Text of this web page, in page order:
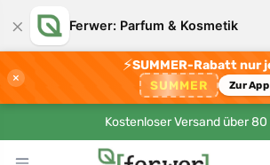
× Ferwer: Parfum & Kosmetik
×
⚡SUMMER-Rabatt nur
SUMMER Zur App
Kostenloser Versand über 80